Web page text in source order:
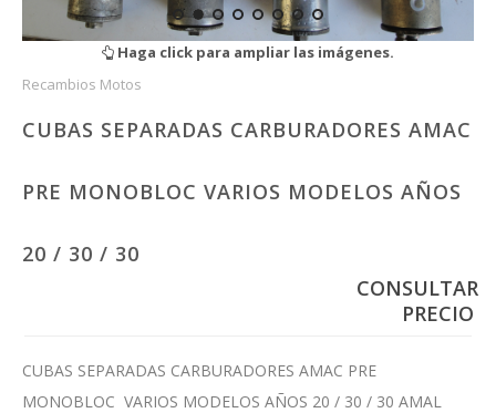
Haga click para ampliar las imágenes.
Recambios Motos
CUBAS SEPARADAS CARBURADORES AMAC
PRE MONOBLOC VARIOS MODELOS AÑOS
20 / 30 / 30
CONSULTAR
PRECIO
CUBAS SEPARADAS CARBURADORES AMAC PRE
MONOBLOC VARIOS MODELOS AÑOS 20 / 30 / 30 AMAL